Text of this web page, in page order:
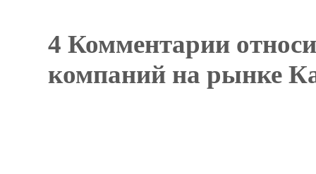
4 Комментарии
компаний на рынке